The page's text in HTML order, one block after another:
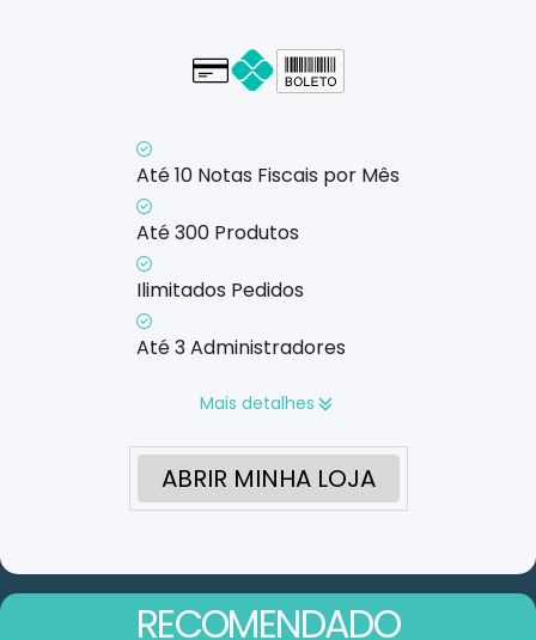
Cartão - em até 1x
Até 10 Notas Fiscais por Mês
Até 300 Produtos
Ilimitados Pedidos
Até 3 Administradores
Mais detalhes
ABRIR MINHA LOJA
RECOMENDADO